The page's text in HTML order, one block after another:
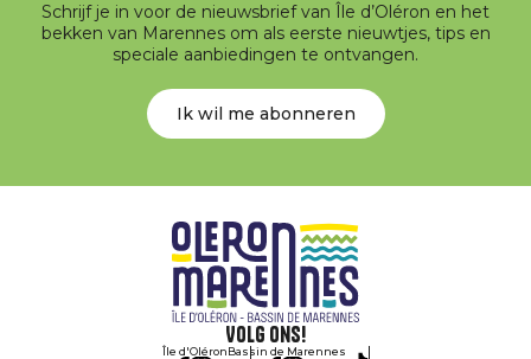
Schrijf je in voor de nieuwsbrief van Île d’Oléron en het
bekken van Marennes om als eerste nieuwtjes, tips en
speciale aanbiedingen te ontvangen.
Ik wil me abonneren
Volg ons!
Île d'OléronBassin de Marennes